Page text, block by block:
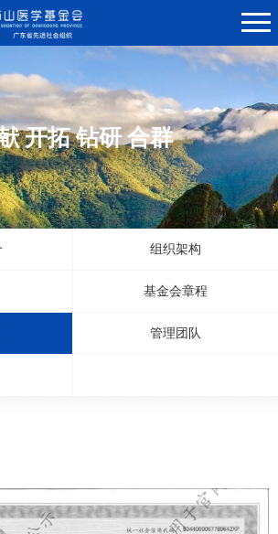
开拓 钻研 合群
组织架构
基金会章程
管理团队